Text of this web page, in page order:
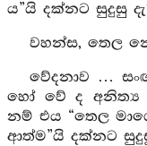
ය”යි දක්නට සුදුසු
වහන්ස, තෙල
වේදනාව …
හෝ වේ ද අනිත්‍ය
නම් එය “තෙල
ආත්ම”යි දක්නට